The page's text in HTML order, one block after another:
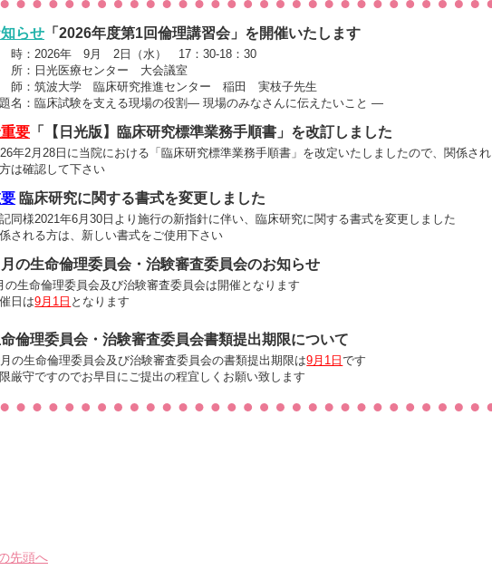
らせ 「2026年度第1回倫理講習会」を開催いたします
時：2026年 9月 2日（水） 17：30-18：30
所：日光医療センター 大会議室
師：筑波大学 臨床研究推進センター 稲田 実枝子先生
名：臨床試験を支える現場の役割― 現場のみなさんに伝えたいこと ―
要 「【日光版】臨床研究標準業務手順書」を改訂しました
年2月28日に当院における「臨床研究標準業務手順書」を改定いたしましたので、関係され
は確認して下さい
臨床研究に関する書式を変更しました
同様2021年6月30日より施行の新指針に伴い、臨床研究に関する書式を変更しました
される方は、新しい書式をご使用下さい
月の生命倫理委員会・治験審査委員会のお知らせ
の生命倫理委員会及び治験審査委員会は開催となります
日は9月1日 となります
倫理委員会・治験審査委員会書類提出期限について
の生命倫理委員会及び治験審査委員会の書類提出期限は9月1日です
厳守ですのでお早目にご提出の程宜しくお願い致します
先頭へ